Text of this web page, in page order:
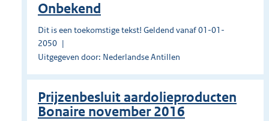
Onbekend
Dit is een toekomstige tekst! Geldend vanaf 01-01-
2050
Uitgegeven door: Nederlandse Antillen
Prĳzenbesluit aardolieproducten
Bonaire november 2016